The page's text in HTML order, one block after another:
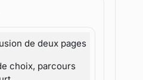
de deux pages
choix, parcours